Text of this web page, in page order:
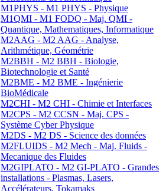
M1PHYS - M1 PHYS - Physique
M1QMI - M1 FODQ - Maj. QMI -
Quantique, Mathematiques, Informatique
M2AAG - M2 AAG - Analyse,
Arithmétique, Géométrie
M2BBH - M2 BBH - Biologie,
Biotechnologie et Santé
M2BME - M2 BME - Ingénierie
BioMédicale
M2CHI - M2 CHI - Chimie et Interfaces
M2CPS - M2 CCSN - Maj. CPS -
Système Cyber Physique
M2DS - M2 DS - Science des données
M2FLUIDS - M2 Mech - Maj. Fluids -
Mecanique des Fluides
M2GIPLATO - M2 GI-PLATO - Grandes
installations - Plasmas, Lasers,
Accélérateurs, Tokamaks